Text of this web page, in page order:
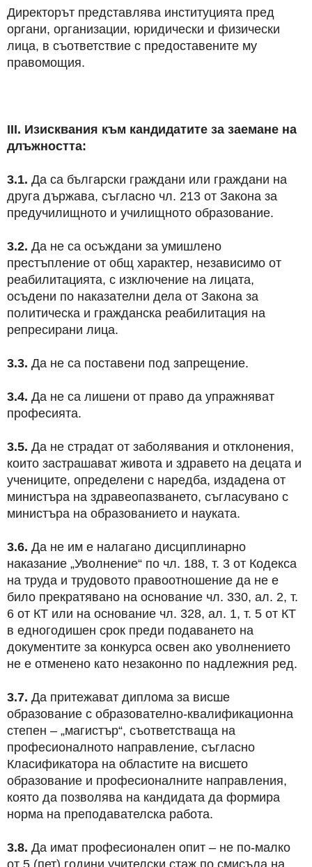
Директорът представлява институцията пред
органи, организации, юридически и физически
лица, в съответствие с предоставените му
правомощия.
ІІІ. Изисквания към кандидатите за заемане на
длъжността:
3.1. Да са български граждани или граждани на
друга държава, съгласно чл. 213 от Закона за
предучилищното и училищното образование.
3.2. Да не са осъждани за умишлено
престъпление от общ характер, независимо от
реабилитацията, с изключение на лицата,
осъдени по наказателни дела от Закона за
политическа и гражданска реабилитация на
репресирани лица.
3.3. Да не са поставени под запрещение.
3.4. Да не са лишени от право да упражняват
професията.
3.5. Да не страдат от заболявания и отклонения,
които застрашават живота и здравето на децата и
учениците, определени с наредба, издадена от
министъра на здравеопазването, съгласувано с
министъра на образованието и науката.
3.6. Да не им е налагано дисциплинарно
наказание „Уволнение“ по чл. 188, т. 3 от Кодекса
на труда и трудовото правоотношение да не е
било прекратявано на основание чл. 330, ал. 2, т.
6 от КТ или на основание чл. 328, ал. 1, т. 5 от КТ
в едногодишен срок преди подаването на
документите за конкурса освен ако уволнението
не е отменено като незаконно по надлежния ред.
3.7. Да притежават диплома за висше
образование с образователно-квалификационна
степен – „магистър“, съответстваща на
професионалното направление, съгласно
Класификатора на областите на висшето
образование и професионалните направления,
която да позволява на кандидата да формира
норма на преподавателска работа.
3.8. Да имат професионален опит – не по-малко
от 5 (пет) години учителски стаж по смисъла на